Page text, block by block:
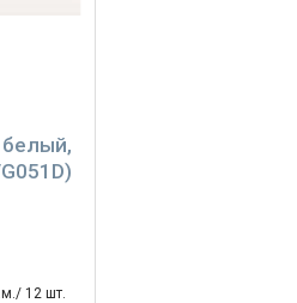
12 шт.